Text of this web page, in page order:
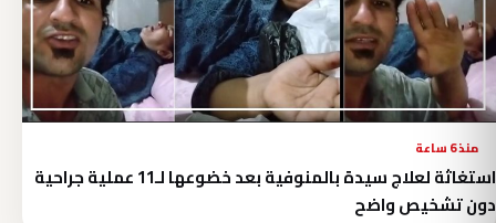
منذ 6 ساعة
استغاثة لعلاج سيدة بالمنوفية بعد خضوعها لـ11 عملية جراحية
دون تشخيص واضح